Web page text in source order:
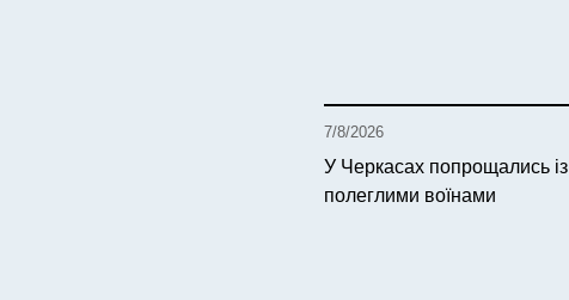
7/8/2026
У Черкасах попрощались із
полеглими воїнами